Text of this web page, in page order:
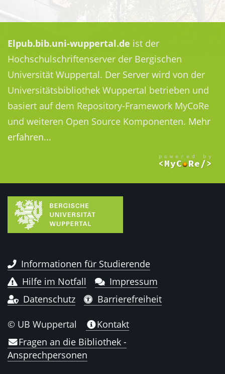
Elpub.bib.uni-wuppertal.de ist der
Hochschulschriftenserver der Bergischen
Universität Wuppertal. Der Server wird von der
Universitätsbibliothek Wuppertal betrieben und
basiert auf dem Repository-Framework MyCoRe
und weiteren Open Source Komponenten. Mehr
erfahren...
Informationen für Studierende
Hilfe im Notfall
Impressum
Datenschutz
Barrierefreiheit
© UB Wuppertal
Kontakt
Fragen an die Bibliothek -
Ansprechpersonen